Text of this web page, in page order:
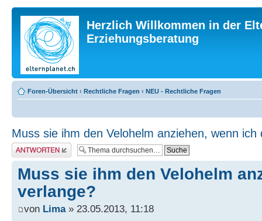
Herzlich Willkommen in der
Erziehungsberatung
Foren-Übersicht ‹ Rechtliche Fragen ‹ NEU - Rechtliche Fragen
Muss sie ihm den Velohelm anziehen, wenn ich
Antwort erstellen
Muss sie ihm den Velohelm
verlange?
von Lima» 23.05.2013, 11:18